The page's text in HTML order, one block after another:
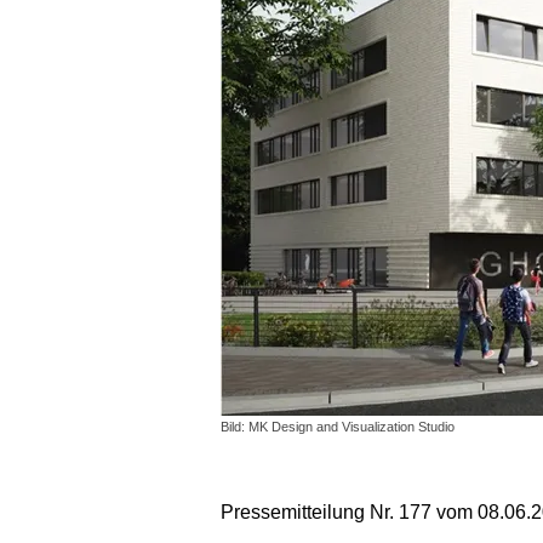
Bild: MK Design and Visualization Studio
Pressemitteilung Nr. 177 vom